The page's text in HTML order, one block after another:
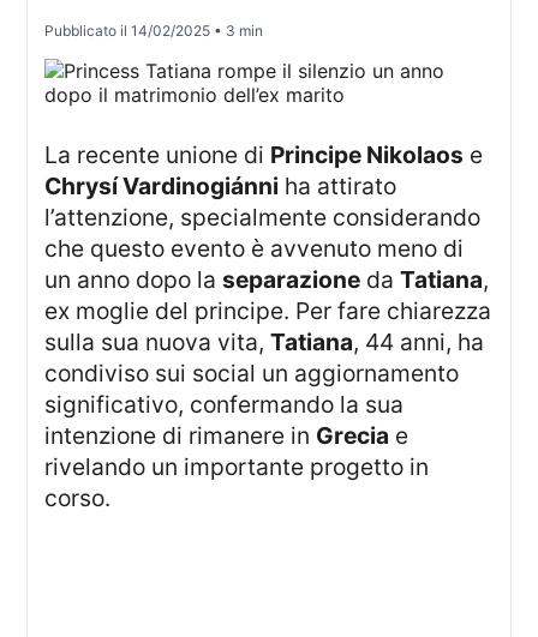
Pubblicato il14/02/2025 • 3 min
La recente unione di Principe Nikolaos e
Chrysí Vardinogiánni ha attirato
l’attenzione, specialmente considerando
che questo evento è avvenuto meno di
un anno dopo laseparazione daTatiana,
ex moglie del principe. Per fare chiarezza
sulla sua nuova vita,Tatiana, 44 anni, ha
condiviso sui social un aggiornamento
significativo, confermando la sua
intenzione di rimanere in Grecia e
rivelando un importante progetto in
corso.